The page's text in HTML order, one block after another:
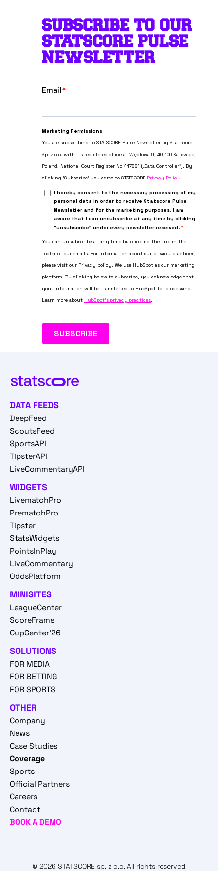
SUBSCRIBE TO OUR
STATSCORE PULSE
NEWSLETTER
DATA FEEDS
DeepFeed
ScoutsFeed
SportsAPI
TipsterAPI
LiveCommentaryAPI
WIDGETS
LivematchPro
PrematchPro
Tipster
StatsWidgets
PointsInPlay
LiveCommentary
OddsPlatform
MINISITES
LeagueCenter
ScoreFrame
CupCenter'26
SOLUTIONS
FOR MEDIA
FOR BETTING
FOR SPORTS
OTHER
Company
News
Case Studies
Coverage
Sports
Official Partners
Careers
Contact
BOOK A DEMO
© 2026 STATSCORE sp. z o.o. All rights reserved